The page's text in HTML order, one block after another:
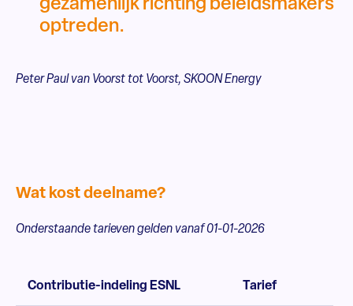
gezamenlijk richting beleidsmakers
optreden.
Peter Paul van Voorst tot Voorst, SKOON Energy
Wat kost deelname?
Onderstaande tarieven gelden vanaf 01-01-2026
Contributie-indeling ESNL Tarief